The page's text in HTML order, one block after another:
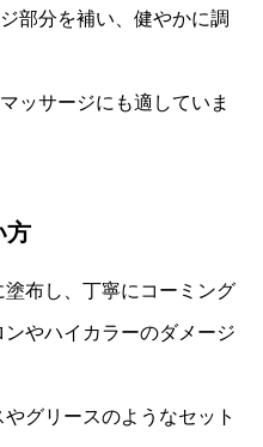
部分を補い、健やかに調
ッサージにも適していま
方
布し、丁寧にコーミング
やハイカラーのダメージ
グリースのようなセット